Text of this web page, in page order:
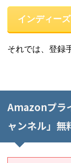
インディー
それでは、登録
Amazonプラ
ャンネル」 無